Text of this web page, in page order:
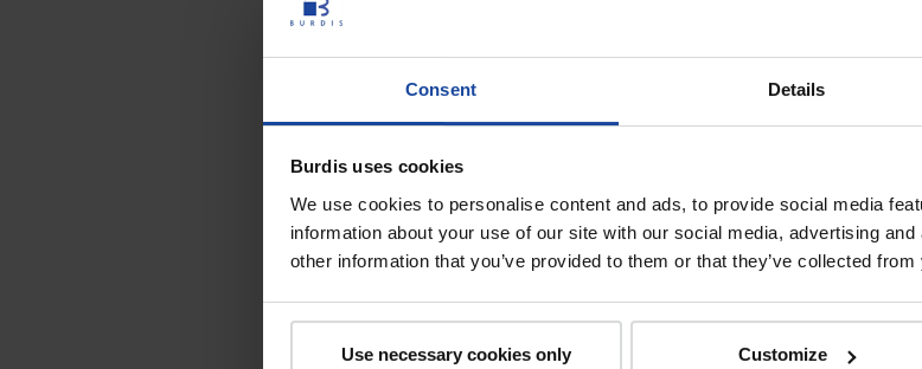
Consent Details
Burdis uses cookies
We use cookies to personalise content and ads, to provide social media
information about your use of our site with our social media, advertising
other information that you’ve provided to them or that they’ve collected
Use necessary cookies only Customize